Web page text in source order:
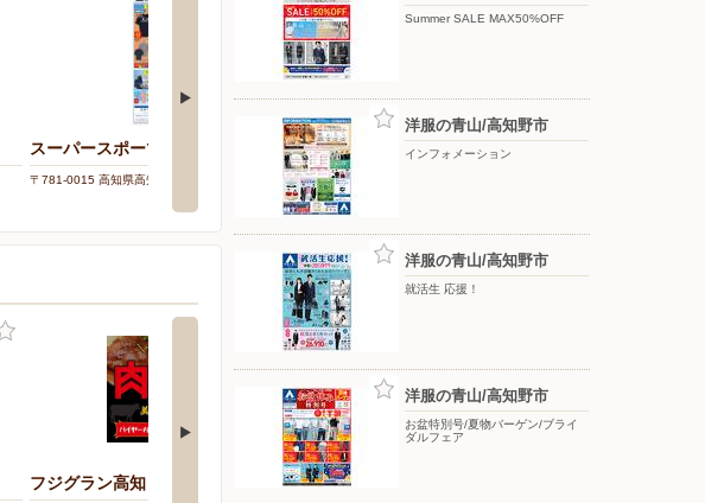
スーパースポーツゼビオ/高知インター店
〒781-0015 高知県高知市薊野西町3-34
nosh（ナッシュ）ヘルシー・糖質と塩
分に配慮した宅配食サイト
〒000-0000
フジグラン高知 フジ須崎店
Summer SALE MAX50%OFF
洋服の青山/高知野市
インフォメーション
洋服の青山/高知野市
就活生 応援！
洋服の青山/高知野市
お盆特別号/夏物バーゲン/ブライ
ダルフェア